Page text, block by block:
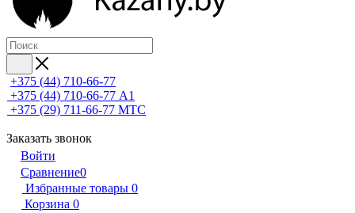
+375 (44) 710-66-77
+375 (44) 710-66-77 А1
+375 (29) 711-66-77 МТС
Заказать звонок
Войти
Сравнение0
Избранные товары 0
Корзина 0